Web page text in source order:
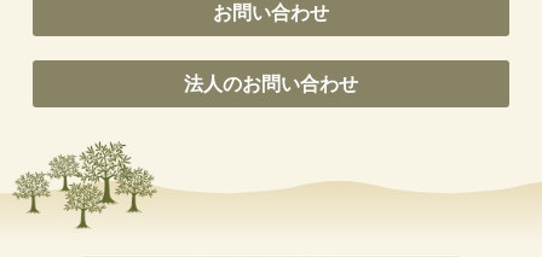
お問い合わせ
法人のお問い合わせ